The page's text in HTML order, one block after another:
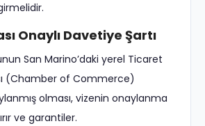
Onaylı Davetiye Şartı
San Marino’daki yerel Ticaret
(Chamber of Commerce)
olması, vizenin onaylanma
ve garantiler.